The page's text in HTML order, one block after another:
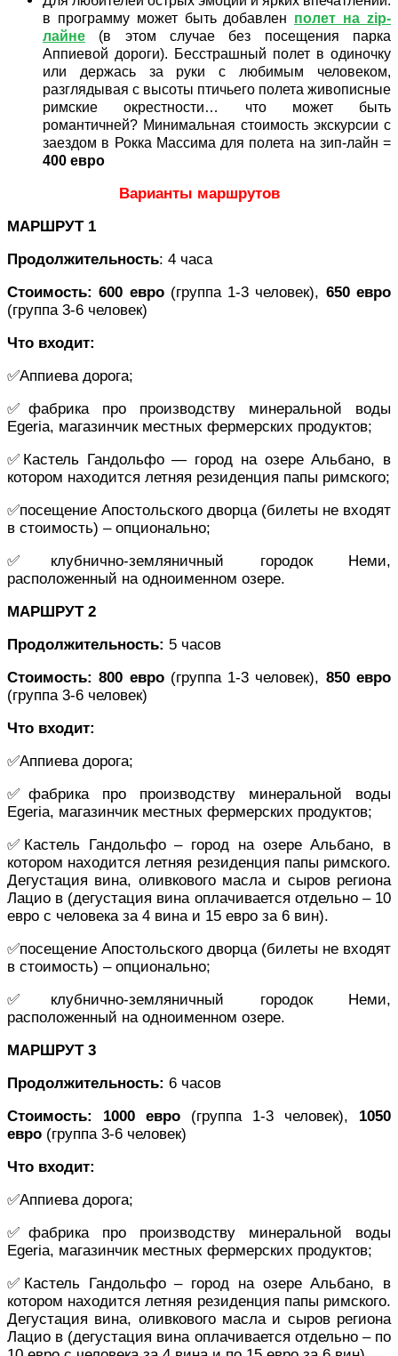
в программу может быть добавлен полет на zip-
лайне (в этом случае без посещения парка
Аппиевой дороги). Бесстрашный полет в одиночку
или держась за руки с любимым человеком,
разглядывая с высоты птичьего полета живописные
римские окрестности… что может быть
романтичней? Минимальная стоимость экскурсии с
заездом в Рокка Массима для полета на зип-лайн =
400 евро
Варианты маршрутов
МАРШРУТ 1
Продолжительность: 4 часа
Стоимость: 600 евро(группа 1-3 человек), 650 евро
(группа 3-6 человек)
Что входит:
✅Аппиева дорога;
✅фабрика про производству минеральной воды
Egeria, магазинчик местных фермерских продуктов;
✅Кастель Гандольфо — город на озере Альбано, в
котором находится летняя резиденция папы римского;
✅посещение Апостольского дворца (билеты не входят
в стоимость) – опционально;
✅клубнично-земляничный городок Неми,
расположенный на одноименном озере.
МАРШРУТ 2
Продолжительность: 5 часов
Стоимость: 800 евро(группа 1-3 человек), 850 евро
(группа 3-6 человек)
Что входит:
✅Аппиева дорога;
✅фабрика про производству минеральной воды
Egeria, магазинчик местных фермерских продуктов;
✅Кастель Гандольфо – город на озере Альбано, в
котором находится летняя резиденция папы римского.
Дегустация вина, оливкового масла и сыров региона
Лацио в (дегустация вина оплачивается отдельно – 10
евро с человека за 4 вина и 15 евро за 6 вин).
✅посещение Апостольского дворца (билеты не входят
в стоимость) – опционально;
✅клубнично-земляничный городок Неми,
расположенный на одноименном озере.
МАРШРУТ 3
Продолжительность: 6 часов
Стоимость:
1000 евро (группа 1-3 человек), 1050
евро (группа 3-6 человек)
Что входит:
✅Аппиева дорога;
✅фабрика про производству минеральной воды
Egeria, магазинчик местных фермерских продуктов;
✅Кастель Гандольфо – город на озере Альбано, в
котором находится летняя резиденция папы римского.
Дегустация вина, оливкового масла и сыров региона
Лацио в (дегустация вина оплачивается отдельно – по